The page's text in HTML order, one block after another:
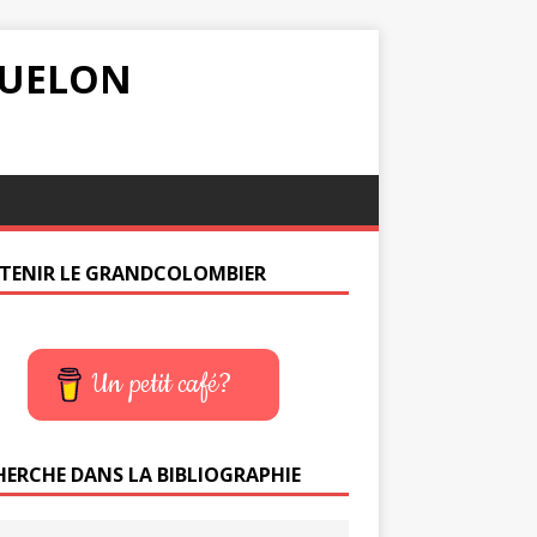
LE GRANDCOLOMBIER
Un petit café?
DANS LA BIBLIOGRAPHIE